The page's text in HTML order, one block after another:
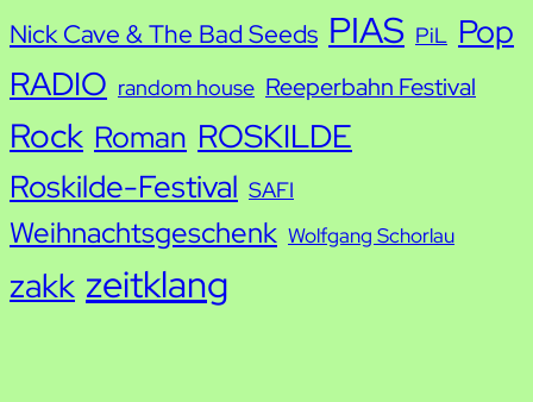
Nick Cave & The Bad Seeds PIAS PiL Pop
RADIO random house Reeperbahn Festival
Rock Roman ROSKILDE
Roskilde-Festival SAFI
Weihnachtsgeschenk Wolfgang Schorlau
zakk zeitklang